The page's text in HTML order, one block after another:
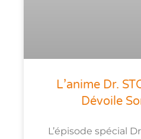
L’anime Dr.
Dévoile
L’épisode spécial